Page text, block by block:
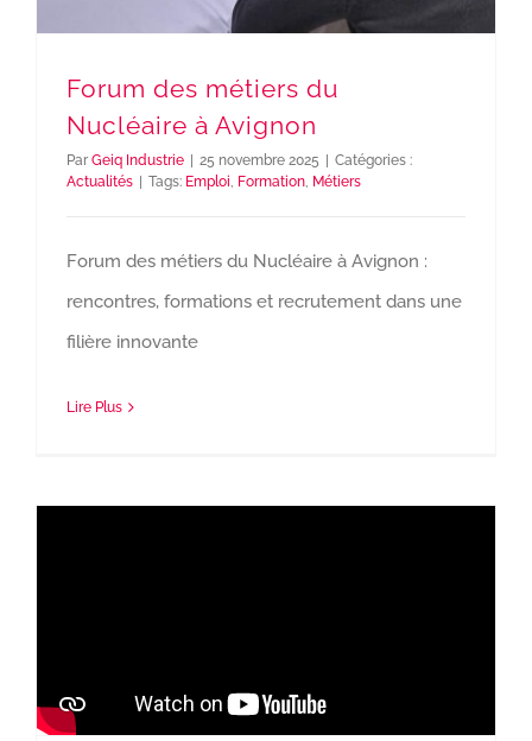
Forum des métiers du
Nucléaire à Avignon
Par Geiq Industrie | 25 novembre 2025 | Catégories :
Actualités | Tags: Emploi Formation, Métiers
Forum des métiers du Nucléaire à Avignon :
rencontres, formations et recrutement dans une
filière innovante
Lire Plus